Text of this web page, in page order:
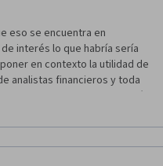
que implique menor costo
teórico y aplicado a
aparte de que siente
y lo que quieren
de diversas áreas pero
eso se encuentra en
interés lo que habría sería
en contexto la utilidad de
analistas financieros y toda
elempleo.com, en conjunción
uso dentro de un plan de
y planeación
solo coments porque